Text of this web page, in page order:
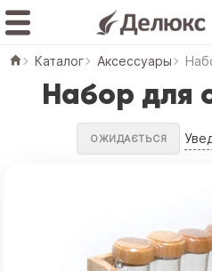
Каталог Аксессуары
Набор для
ОЖИДАЄТЬСЯ